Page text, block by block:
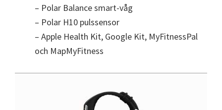
– Polar Balance smart-våg
– Polar H10 pulssensor
– Apple Health Kit, Google Kit, MyFitnessPal
och MapMyFitness